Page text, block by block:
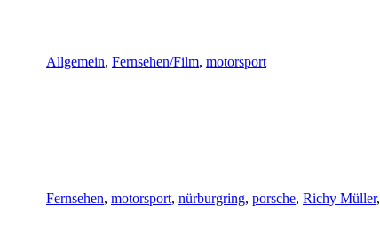
Allgemein, Fernsehen/Film, motorsport
Fernsehen, motorsport, nürburgring, porsche, Richy Müller,